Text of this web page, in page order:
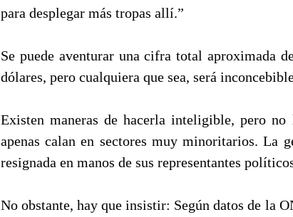
para desplegar más tropas allí.”
Se puede aventurar una cifra total aproximada
dólares, pero cualquiera que sea, será
Existen maneras de hacerla inteligible, pero
apenas calan en sectores muy minoritarios. La
resignada en manos de sus representantes
No obstante, hay que insistir: Según datos de la